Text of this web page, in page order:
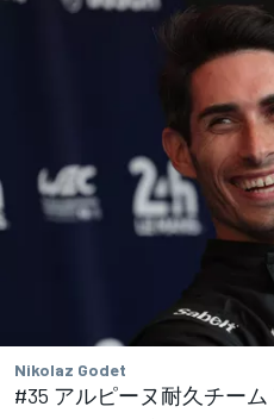
Nikolaz Godet
#35 アルピーヌ耐久チー